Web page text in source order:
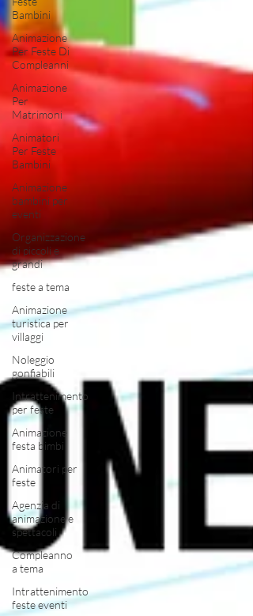
Bambini
Animazione
Per Feste Di
Compleanni
Animazione
Per
Matrimoni
Animatori
Per Feste
Bambini
Animazione
bambini per
eventi
Organizzazione
di piccoli e
grandi
feste a tema
Animazione
turistica per
villaggi
Noleggio
gonfiabili
Intrattenimento
per feste
Animazione
festa bimbi
Animatori per
feste
Agenzia di
animazione e
spettacoli
Compleanno
a tema
Intrattenimento
feste eventi